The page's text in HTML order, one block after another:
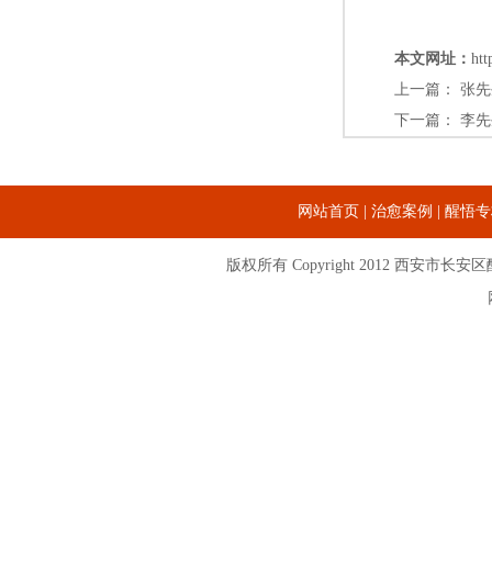
本文网址：
上一篇： 张
下一篇： 李
网站首页 治愈案例 醒悟
版权所有 Copyright 2012 西安市长安区